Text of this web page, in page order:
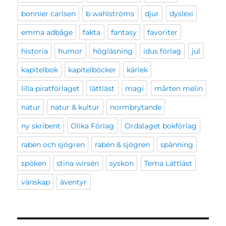
bonnier carlsen b wahlströms djur dyslexi
emma adbåge fakta fantasy favoriter
historia humor högläsning idus förlag jul
kapitelbok kapitelböcker kärlek
lilla piratförlaget lättläst magi mårten melin
natur natur & kultur normbrytande
ny skribent Olika Förlag Ordalaget bokförlag
raben och sjögren rabén & sjögren spänning
spöken stina wirsén syskon Tema Lättläst
vänskap äventyr